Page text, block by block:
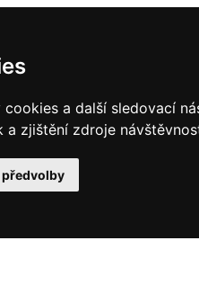
a další sledovací
zjištění zdroje
předvolby